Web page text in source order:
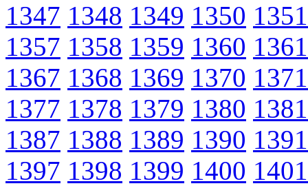
1347 1348 1349 1350 1351
1357 1358 1359 1360 1361
1367 1368 1369 1370 1371
1377 1378 1379 1380 1381
1387 1388 1389 1390 1391
1397 1398 1399 1400 1401